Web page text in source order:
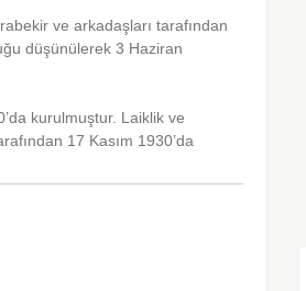
ve arkadaşları tarafından
düşünülerek 3 Haziran
kurulmuştur. Laiklik ve
17 Kasım 1930’da